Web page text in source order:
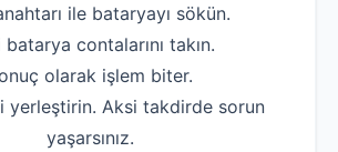
ile bataryayı sökün.
batarya contalarını takın.
olarak işlem biter.
yerleştirin. Aksi takdirde sorun
yaşarsınız.